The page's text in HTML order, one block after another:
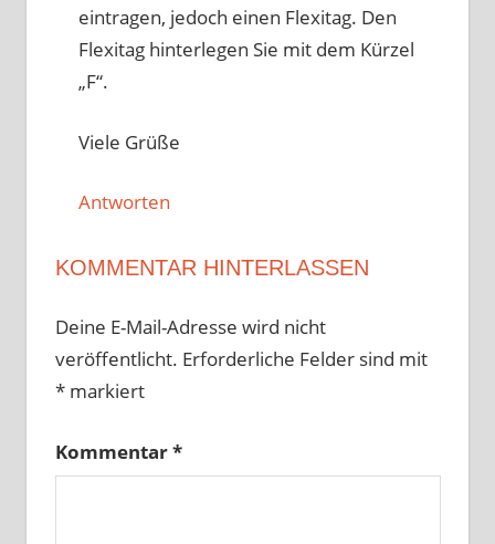
eintragen, jedoch einen Flexitag. Den
Flexitag hinterlegen Sie mit dem Kürzel
„F“.
Viele Grüße
Antworten
KOMMENTAR HINTERLASSEN
Deine E-Mail-Adresse wird nicht
veröffentlicht. Erforderliche Felder sind mit
*markiert
Kommentar*